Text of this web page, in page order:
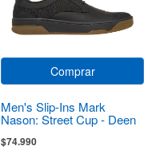
Comprar
Men's Slip-Ins Mark
Nason: Street Cup - Deen
$74.990